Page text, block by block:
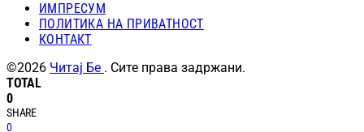
ИМПРЕСУМ
ПОЛИТИКА НА ПРИВАТНОСТ
КОНТАКТ
©2026 Читај Бе . Сите права задржани.
TOTAL
0
SHARE
0